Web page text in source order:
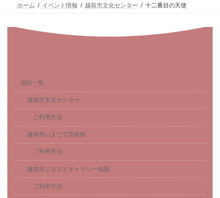
ホーム イベント情報 越前市文化センター 十二番目の天使
施設一覧
越前市文化センター
ご利用方法
越前市いまだて芸術館
ご利用方法
越前市ふるさとギャラリー叔羅
ご利用方法